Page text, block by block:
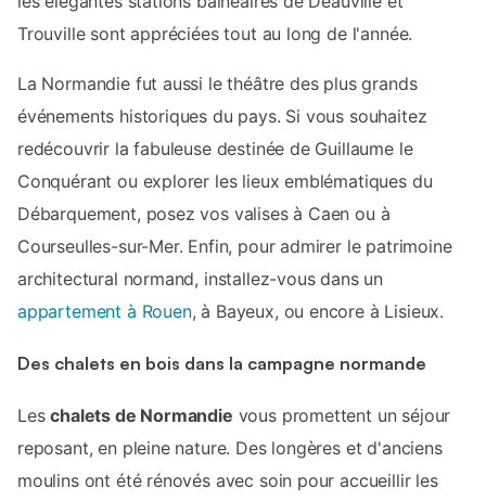
Trouville sont appréciées tout au long de l'année.
La Normandie fut aussi le théâtre des plus grands
événements historiques du pays. Si vous souhaitez
redécouvrir la fabuleuse destinée de Guillaume le
Conquérant ou explorer les lieux emblématiques du
Débarquement, posez vos valises à Caen ou à
Courseulles-sur-Mer. Enfin, pour admirer le patrimoine
architectural normand, installez-vous dans un
appartement à Rouen, à Bayeux, ou encore à Lisieux.
Des chalets en bois dans la campagne normande
Leschalets de Normandie vous promettent un séjour
reposant, en pleine nature. Des longères et d'anciens
moulins ont été rénovés avec soin pour accueillir les